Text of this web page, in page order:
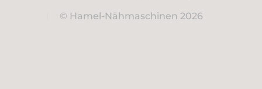
© Hamel-Nähmaschinen 2026